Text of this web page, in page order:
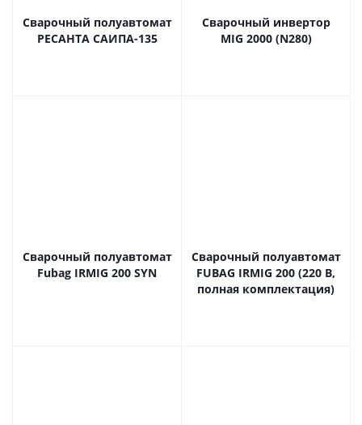
Сварочный полуавтомат
РЕСАНТА САИПА-135
Сварочный инвертор
MIG 2000 (N280)
Сварочный полуавтомат
Fubag IRMIG 200 SYN
Сварочный полуавтомат
FUBAG IRMIG 200 (220 В,
полная комплектация)